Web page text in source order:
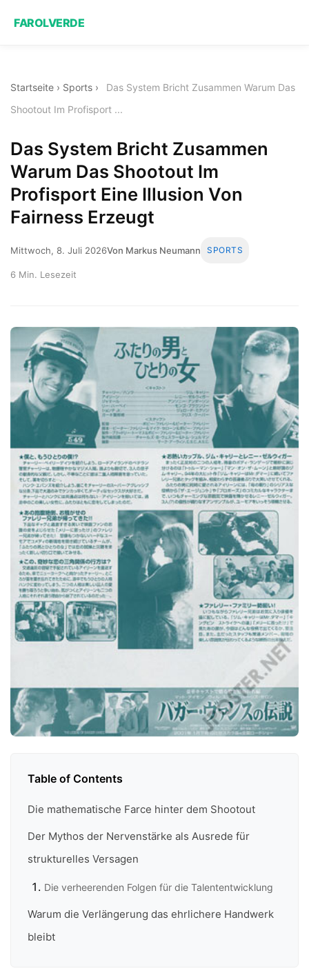
FAROLVERDE
Startseite › Sports ›
Das System Bricht Zusammen Warum Das
Shootout Im Profisport ...
Das System Bricht Zusammen
Warum Das Shootout Im
Profisport Eine Illusion Von
Fairness Erzeugt
Mittwoch, 8. Juli 2026Von Markus Neumann SPORTS
6 Min. Lesezeit
Table of Contents
Die mathematische Farce hinter dem Shootout
Der Mythos der Nervenstärke als Ausrede für
strukturelles Versagen
Die verheerenden Folgen für die Talententwicklung
Warum die Verlängerung das ehrlichere Handwerk
bleibt